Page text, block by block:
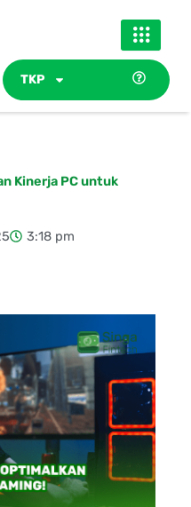
TKP
Kinerja PC untuk
3:18 pm